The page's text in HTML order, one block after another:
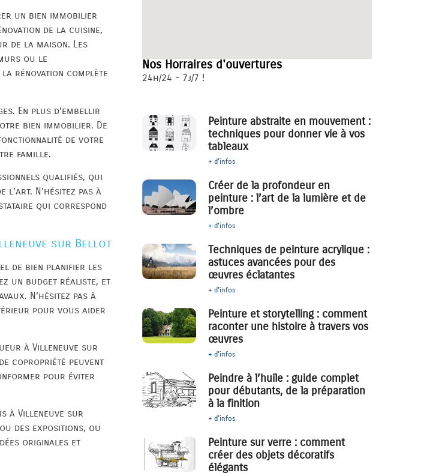
un bien immobilier
de la cuisine,
de la maison. Les
ou le
la rénovation complète
En plus d’embellir
bien immobilier. De
de votre
famille.
qualifiés, qui
N’hésitez pas à
qui correspond
sur Bellot
de bien planifier les
un budget réaliste, et
N’hésitez pas à
pour vous aider
à Villeneuve sur
copropriété peuvent
pour éviter
à Villeneuve sur
des expositions, ou
originales et
Nos Horraires d'ouvertures
24h/24 - 7j/7 !
Peinture abstraite en mouvement :
techniques pour donner vie à vos
tableaux
+ d'infos
Créer de la profondeur en
peinture : l’art de la lumière et de
l’ombre
+ d'infos
Techniques de peinture acrylique :
astuces avancées pour des
œuvres éclatantes
+ d'infos
Peinture et storytelling : comment
raconter une histoire à travers vos
œuvres
+ d'infos
Peindre à l’huile : guide complet
pour débutants, de la préparation
à la finition
+ d'infos
Peinture sur verre : comment
créer des objets décoratifs
élégants